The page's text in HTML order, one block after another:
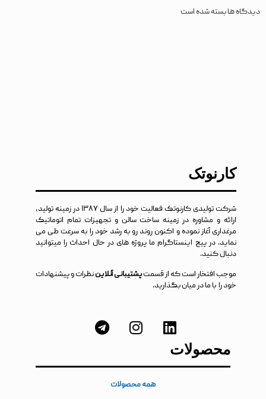
دیدگاه ها بسته شده است
کارنوتک
شرکت تولیدی کارنوتک فعالیت خود را از سال ۱۳۸۷ در زمینه تولید،
ارائه و مشاوره در زمینه ساخت سالن و تجهیزات تمام اتوماتیک
مرغداری آغاز نموده و اکنون روند رو به رشد خود را به سرعت طی می
نماید. در پیج اینستاگرام ما پروژه های در حال احداث را میتوانید
دنبال کنید.
موجب افتخار است که از قسمتپشتیبانی آنلایننظرات و پیشنهادات
خود را با ما در میان بگذارید.
محصولات
همه محصولات